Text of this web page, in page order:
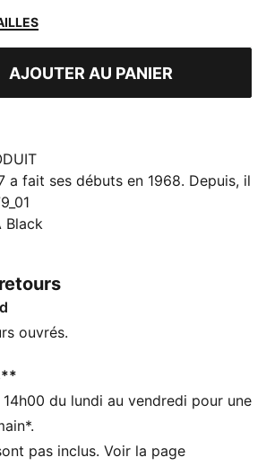
AJOUTER AU PANIER
a fait ses débuts en 1968. Depuis, il
les codes établis. Aujourd'hui,
comme un incontournable du
reconnaissable à sa coupe
Pour la nouvelle saison, PUMA
culte avec des détails
parfait entre esthétique rétro et
+ AVANTAGES
un minimum de 50 % de matériaux
Black
ouvrés.
du lundi au vendredi pour une
pas inclus. Voir la page